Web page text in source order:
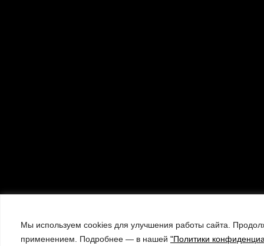
Мы используем cookies для улучшения работы сайта.
применением. Подробнее — в нашей "Политики